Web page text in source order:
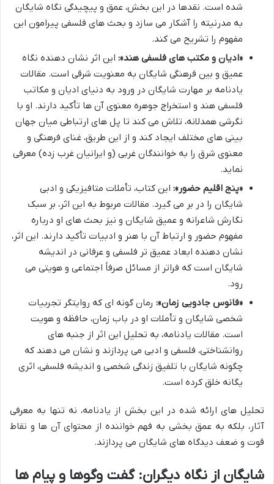
شده است. نقدها در این بخش، عمق و پیچیدگی نگاه شایگان
به مدرنیته را آشکار می سازد و بحث های فلسفی پیرامون این
مفهوم را تشریح می کند.
«ادیان و مکتب های فلسفی هند»: این اثر نشان دهنده نگاه
عمیق و بین فرهنگی شایگان به معنویت شرقی است. مقالات
یادنامه بر مهارت شایگان در ورود به دنیای ادیان و مکاتب
فلسفی هند و استخراج جوهره معنوی آن ها تأکید دارند. او با
نگرشی همدلانه، تلاش می کند تا پل های ارتباطی میان جهان
بینی های مختلف ایجاد کند و از این طریق، غنای فرهنگی و
معنوی شرق را به خوانندگان غربی (و ایرانیان غرب زده) معرفی
نماید.
«پنج اقلیم حضور»: این کتاب، تأملات متافیزیکی و ادبی
شایگان را در بر می گیرد. مقالات مربوط به این اثر، بر سبک
نگارش شاعرانه و عمیق شایگان و نیز بحث های او درباره
مفهوم حضور و ارتباط آن با هنر و ادبیات تأکید دارند. این اثر،
نشان دهنده ابعاد عمیق تر فلسفی و عرفانی در اندیشه
شایگان است که فراتر از مسائل صرفاً اجتماعی و هویتی می
رود.
«فانوس جادویی زمان»: رمان گونه ای که روایتگر تجربیات
شخصی شایگان و تأملات او در باب زمان، حافظه و هویت
است. مقالات یادنامه، به تحلیل این اثر از جنبه های
روانشناختی، فلسفی و ادبی می پردازند و نشان می دهند که
چگونه شایگان با تلفیق زندگی شخصی و اندیشه فلسفی، اثری
یگانه خلق کرده است.
تحلیل های ارائه شده در این بخش از یادنامه، نه تنها به معرفی
آثار، بلکه به عمق بخشی به فهم خواننده از محتوای آن ها و نقاط
قوت و ضعف دیدگاه های شایگان می پردازند.
شایگان از نگاه دیگران: گفت وگوها و پیام ها